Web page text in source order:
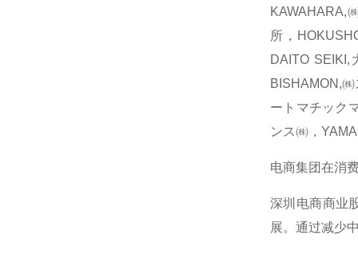
KAWAHARA,
所，
DAITO
BISHAMON,
ートマチック
ンス㈱，
电商集团在消
深圳电商商业
展。通过减少